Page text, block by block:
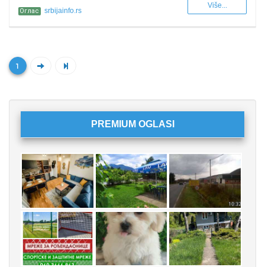
Оглас srbijainfo.rs
Više...
1
PREMIUM OGLASI